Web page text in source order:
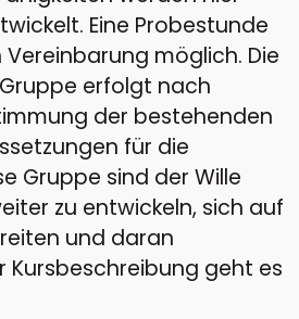
Eine Probestunde
möglich. Die
erfolgt nach
der bestehenden
für die
Gruppe sind der Wille
zu entwickeln, sich auf
und daran
Kursbeschreibung geht es